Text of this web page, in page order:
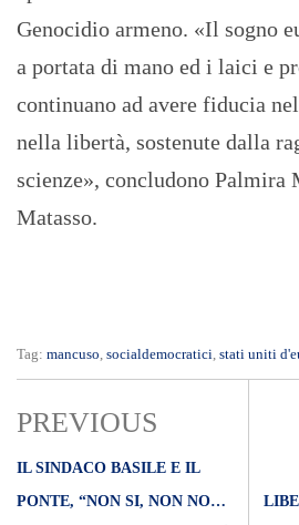
Genocidio armeno. «Il sogno
a portata di mano ed i laici e
continuano ad avere fiducia
nella libertà, sostenute dalla
scienze», concludono Palmira
Matasso.
Tag: mancuso, socialdemocratici, stati uniti
PREVIOUS
IL SINDACO BASILE E IL
PONTE, “NON SI, NON NO…